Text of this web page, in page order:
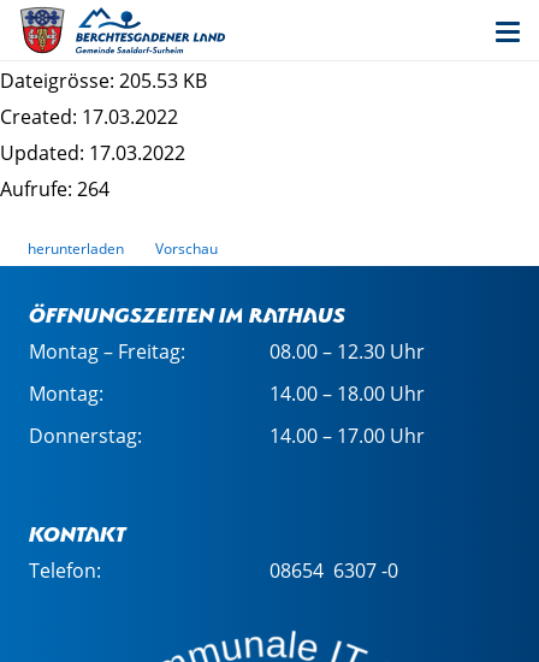
Datenschutzrechtliche Informationspflichten im
Bauleitplanverfahren - Putzenau
Dateigrösse: 205.53 KB
Created: 17.03.2022
Updated: 17.03.2022
Aufrufe: 264
herunterladen Vorschau
Öffnungszeiten im Rathaus
Montag – Freitag:
08.00 – 12.30 Uhr
Montag:
14.00 – 18.00 Uhr
Donnerstag:
14.00 – 17.00 Uhr
Kontakt
Telefon: 08654 6307 -0